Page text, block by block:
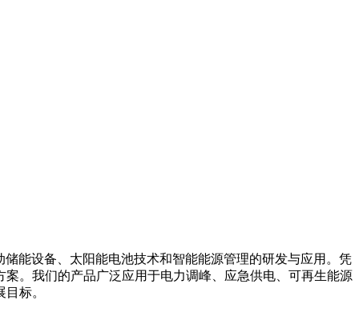
储能设备、太阳能电池技术和智能能源管理的研发与应用。凭
。我们的产品广泛应用于电力调峰、应急供电、可再生能源
标。